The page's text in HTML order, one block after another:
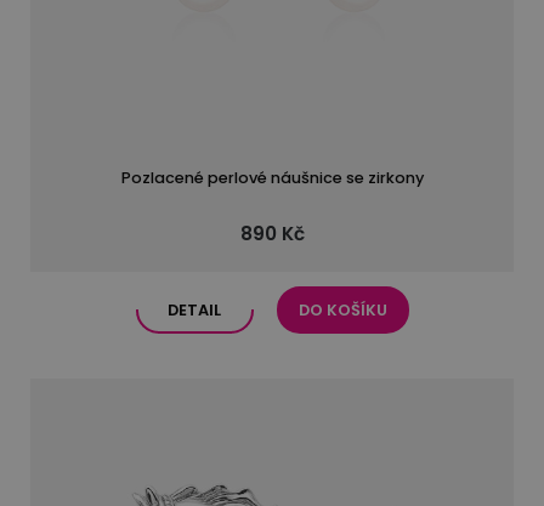
Pozlacené perlové náušnice se zirkony
890 Kč
DETAIL DO KOŠÍKU